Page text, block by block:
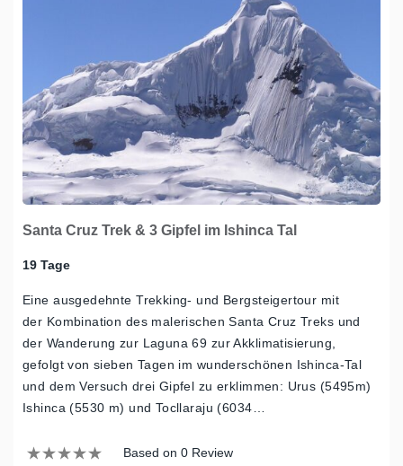
Santa Cruz Trek & 3 Gipfel im Ishinca Tal
19 Tage
Eine ausgedehnte Trekking- und Bergsteigertour mit
der Kombination des malerischen Santa Cruz Treks und
der Wanderung zur Laguna 69 zur Akklimatisierung,
gefolgt von sieben Tagen im wunderschönen Ishinca-Tal
und dem Versuch drei Gipfel zu erklimmen: Urus (5495m)
Ishinca (5530 m) und Tocllaraju (6034…
Based on 0 Review